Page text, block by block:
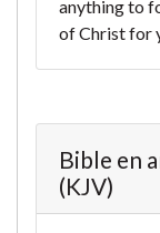
anything to
of Christ for
Bible en
(KJV)